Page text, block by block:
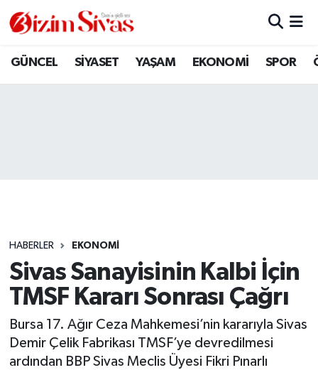
GÜNCEL SİYASET YAŞAM EKONOMİ SPOR
HABERLER EKONOMİ
Sivas Sanayisinin Kalbi İçin
TMSF Kararı Sonrası Çağrı
Bursa 17. Ağır Ceza Mahkemesi’nin kararıyla Sivas
Demir Çelik Fabrikası TMSF’ye devredilmesi
ardından BBP Sivas Meclis Üyesi Fikri Pınarlı
ARAMIZDAN AYRILANLAR
GÜNCEL
KÜLTÜR
MAGAZİN
Sivas Nöbetçi Eczaneler
Son Dakika Haberleri
Haber Arşivi